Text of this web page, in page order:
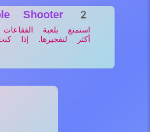
Shooter 2
استمتع بلعبة
أكثر لتفجيرها. إذا